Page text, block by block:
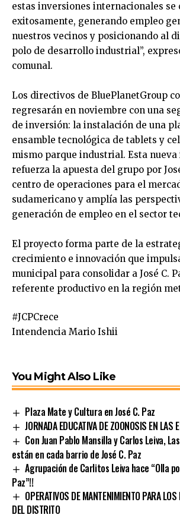
estas inversiones internacionales se
exitosamente, generando empleo
nuestros vecinos y posicionando al
polo de desarrollo industrial”,
comunal.
‎Los directivos de BluePlanetGroup
regresarán en noviembre con una
de inversión: la instalación de una
ensamble tecnológica de tablets y
mismo parque industrial. Esta
refuerza la apuesta del grupo por
centro de operaciones para el
sudamericano y amplía las
generación de empleo en el sector
‎El proyecto forma parte de la
crecimiento e innovación que
municipal para consolidar a José C.
referente productivo en la región
#JCPCrece
Intendencia Mario Ishii
You Might Also Like
Plaza Mate y Cultura en José C. Paz
JORNADA EDUCATIVA DE ZOONOSIS EN LAS
Con Juan Pablo Mansilla y Carlos Leiva,
están en cada barrio de José C. Paz
Agrupación de Carlitos Leiva hace “Olla
Paz”!!
OPERATIVOS DE MANTENIMIENTO PARA
DEL DISTRITO